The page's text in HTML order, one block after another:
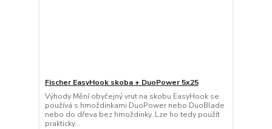
Fischer EasyHook skoba + DuoPower 5x25
Výhody Mění obyčejný vrut na skobu EasyHook se
používá s hmoždinkami DuoPower nebo DuoBlade
nebo do dřeva bez hmoždinky. Lze ho tedy použít
prakticky...